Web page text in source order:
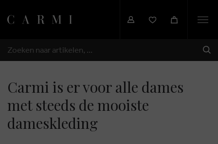
ZOEKEN
Carmi is er voor alle dames
met steeds de mooiste
dameskleding